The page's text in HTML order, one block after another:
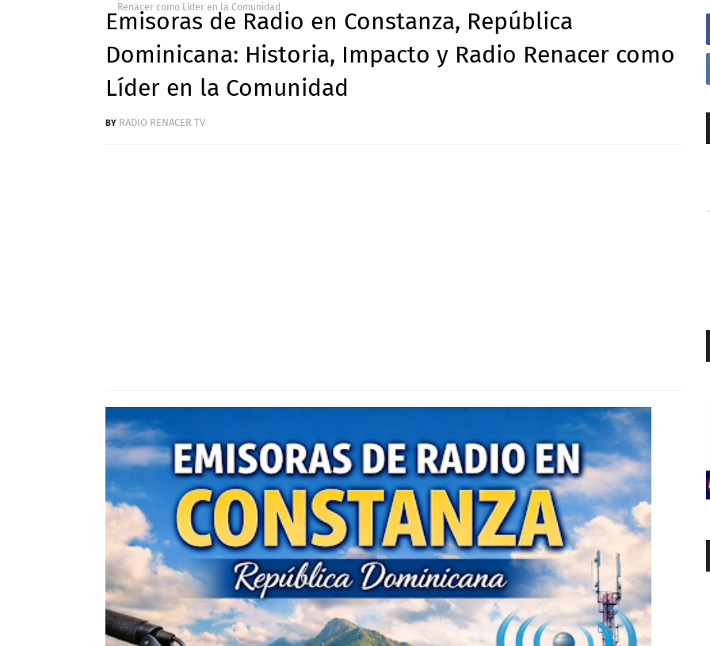
Renacer como Líder en la Comunidad
Emisoras de Radio en Constanza, República
Dominicana: Historia, Impacto y Radio Renacer como
Líder en la Comunidad
RADIO RENACER TV